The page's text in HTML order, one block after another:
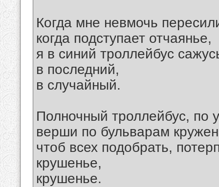
Когда мне невмочь
когда подступает отчаянье,
я в синий троллейбус
в последний,
в случайный.
Полночный троллейбус, по
верши по бульварам
чтоб всех подобрать,
крушенье,
крушенье.